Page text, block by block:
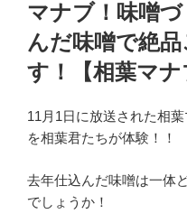
日:
マナブ！味噌
んだ味噌で絶
す！【相葉マナ
11月1日に放送された相
を相葉君たちが体験！！
去年仕込んだ味噌は一体
でしょうか！